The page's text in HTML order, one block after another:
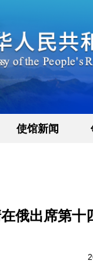
使馆新闻
俄出席第十